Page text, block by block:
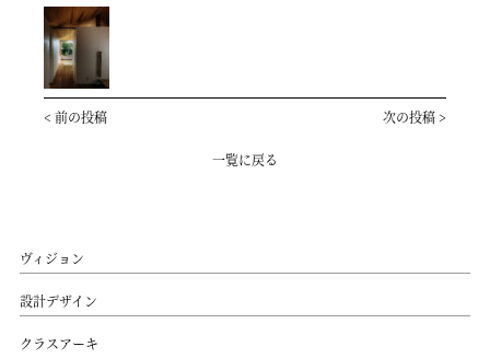
< 前の投稿 次の投稿 >
一覧に戻る
ヴィジョン
設計デザイン
クラスアーキ